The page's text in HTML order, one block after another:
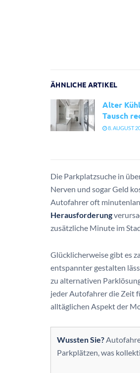
ÄHNLICHE ARTIKEL
Alter
Tausch
8. AUGUST
Die Parkplatzsuche in
Nerven und sogar Geld
Autofahrer oft
Herausforderung
zusätzliche Minute im
Glücklicherweise gibt es
entspannter gestalten
zu alternativen
jeder Autofahrer die Zeit
alltäglichen Aspekt der
Wussten Sie?
Parkplätzen, was